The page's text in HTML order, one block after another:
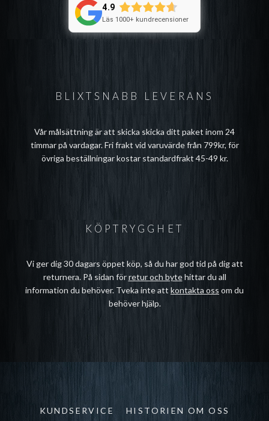
BLIXTSNABB LEVERANS
Vår målsättning är att skicka skicka ditt paket inom 24
timmar på vardagar. Fri frakt vid varuvärde från 799kr, för
övriga beställningar kostar standardfrakt 45-49 kr.
4.9
Läs 1000+ kundrecensioner
KÖPTRYGGHET
Vi ger dig 30 dagars öppet köp, så du har god tid på dig att
returnera. På sidan förretur och bytehittar du all
information du behöver. Tveka inte att kontakta oss om du
behöver hjälp.
KUNDSERVICE HISTORIEN OM OSS